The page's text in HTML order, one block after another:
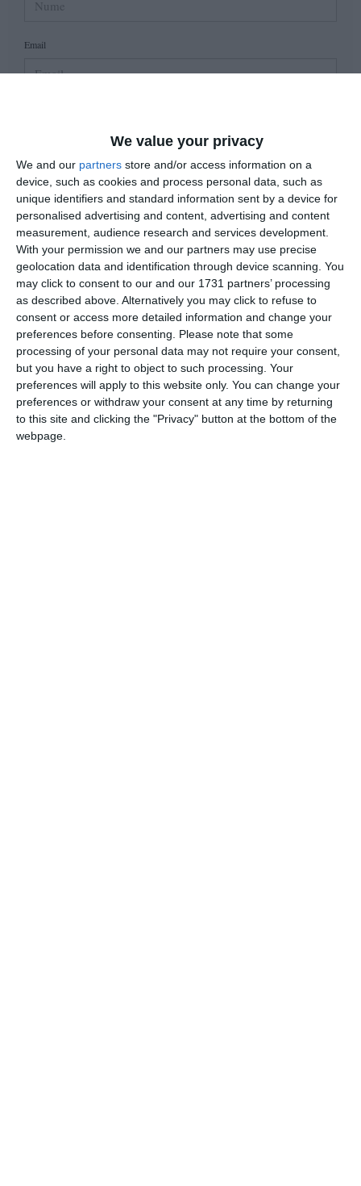
We value your privacy
We and our partners store and/or access information on a
device, such as cookies and process personal data, such as
unique identifiers and standard information sent by a device for
personalised advertising and content, advertising and content
measurement, audience research and services development.
With your permission we and our partners may use precise
geolocation data and identification through device scanning. You
may click to consent to our and our 1731 partners’ processing
as described above. Alternatively you may click to refuse to
consent or access more detailed information and change your
preferences before consenting.
Please note that some
processing of your personal data may not require your consent,
but you have a right to object to such processing. Your
preferences will apply to this website only. You can change your
preferences or withdraw your consent at any time by returning
to this site and clicking the "Privacy" button at the bottom of the
webpage.
Email
Am citit si sunt de acord curegulile de postare.
Acest formular colectează numele, e-mailul şi conținutul mesajului, astfel încât
să putem urmări comentariile tale pe site. Nu vom folosi datele tale în alt scop.
Pentru mai multe informaţii, consultă politica noastră de confidenţialitate, unde vei
primi mai multe privind informaţii despre cum și de ce stocăm datele tale.
Posteaza comentariul
DIN ACEEAŞI CATEGORIE